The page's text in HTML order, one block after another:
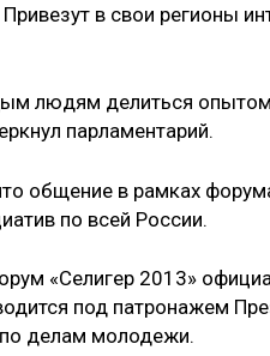
в свои регионы
людям делиться
парламентарий.
общение в рамках
по всей России.
«Селигер 2013»
под патронажем
по делам молодежи.